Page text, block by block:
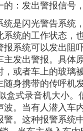
的：发出警报信号
是闪光警告系统
系统的工作状态，
报系统可以发出阻
主发出警报。具体
，或者车上的玻璃
随身携带的传呼机
盒式录音机大小
波。当有人潜入车
警。这种报警系统